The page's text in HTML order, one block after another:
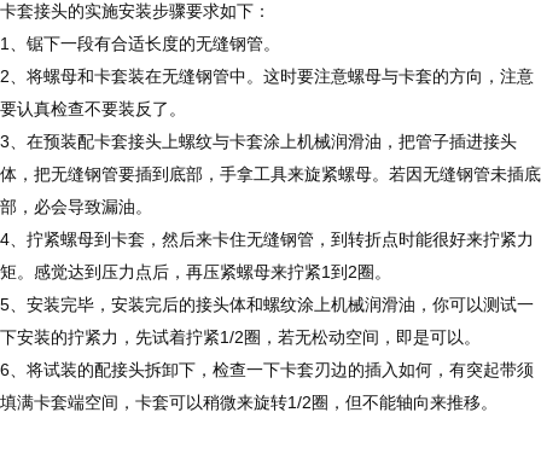
卡套接头的实施安装步骤要求如下：
1、锯下一段有合适长度的无缝钢管。
2、将螺母和卡套装在无缝钢管中。这时要注意螺母与卡套的方向，注意
要认真检查不要装反了。
3、在预装配卡套接头上螺纹与卡套涂上机械润滑油，把管子插进接头
体，把无缝钢管要插到底部，手拿工具来旋紧螺母。若因无缝钢管未插底
部，必会导致漏油。
4、拧紧螺母到卡套，然后来卡住无缝钢管，到转折点时能很好来拧紧力
矩。感觉达到压力点后，再压紧螺母来拧紧1到2圈。
5、安装完毕，安装完后的接头体和螺纹涂上机械润滑油，你可以测试一
下安装的拧紧力，先试着拧紧1/2圈，若无松动空间，即是可以。
6、将试装的配接头拆卸下，检查一下卡套刃边的插入如何，有突起带须
填满卡套端空间，卡套可以稍微来旋转1/2圈，但不能轴向来推移。